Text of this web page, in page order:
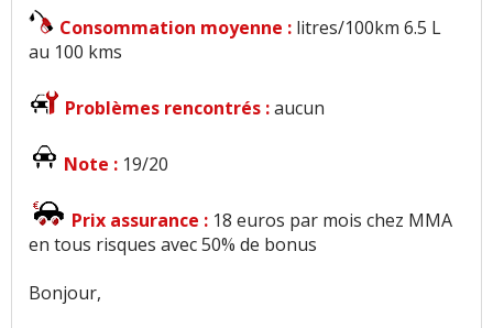
Consommation moyenne : litres/100km 6.5 L
au 100 kms
Problèmes rencontrés :aucun
Note : 19/20
Prix assurance : 18 euros par mois chez MMA
en tous risques avec 50% de bonus
Bonjour,